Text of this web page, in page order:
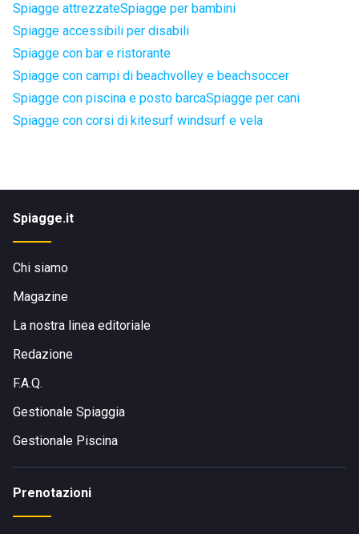
Spiagge attrezzateSpiagge per bambini
Spiagge accessibili per disabili
Spiagge con bar e ristorante
Spiagge con campi di beachvolley e beachsoccer
Spiagge con piscina e posto barcaSpiagge per cani
Spiagge con corsi di kitesurf windsurf e vela
Spiagge.it
Chi siamo
Magazine
La nostra linea editoriale
Redazione
F.A.Q.
Gestionale Spiaggia
Gestionale Piscina
Prenotazioni